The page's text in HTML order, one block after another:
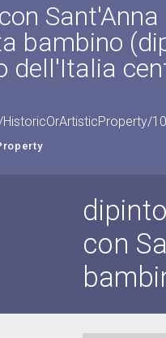
Sant'Anna
bambino
dell'Italia
con